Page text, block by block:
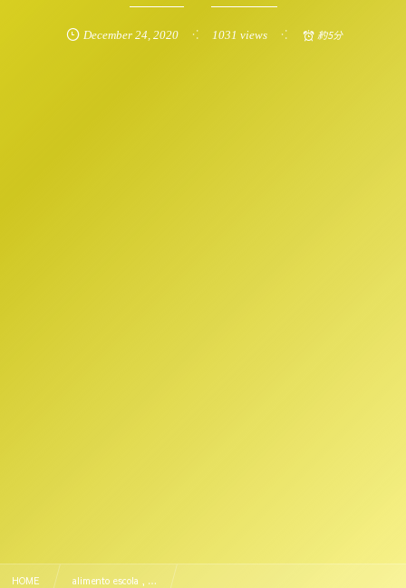
December 24, 2020 1031 views 約5分
HOME alimento escola , …